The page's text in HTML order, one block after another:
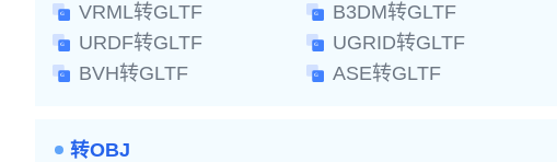
VRML转GLTF
B3DM转GLTF
URDF转GLTF
UGRID转GLTF
BVH转GLTF
ASE转GLTF
转OBJ